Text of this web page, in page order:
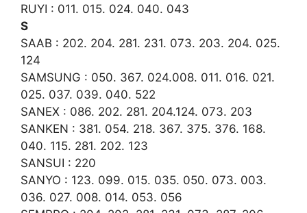
RUYI : 011. 015. 024. 040. 043
S
SAAB : 202. 204. 281. 231. 073. 203. 204. 025.
124
SAMSUNG : 050. 367. 024.008. 011. 016. 021.
025. 037. 039. 040. 522
SANEX : 086. 202. 281. 204.124. 073. 203
SANKEN : 381. 054. 218. 367. 375. 376. 168.
040. 115. 281. 202. 123
SANSUI : 220
SANYO : 123. 099. 015. 035. 050. 073. 003.
036. 027. 008. 014. 053. 056